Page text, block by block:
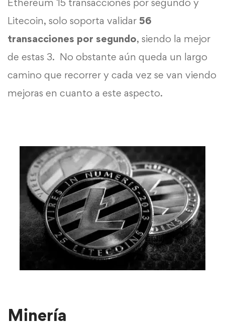
Ethereum 15 transacciones por segundo y
Litecoin, solo soporta validar 56
transacciones por segundo, siendo la mejor
de estas 3. No obstante aún queda un largo
camino que recorrer y cada vez se van viendo
mejoras en cuanto a este aspecto.
Minería